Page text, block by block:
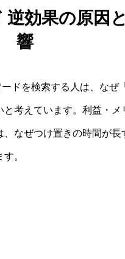
効果の原因
響
ドを検索する人は、なぜ
考えています。利益・
なぜつけ置きの時間が長
。